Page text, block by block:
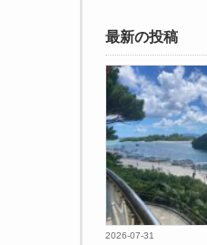
最新の投稿
2026-07-31